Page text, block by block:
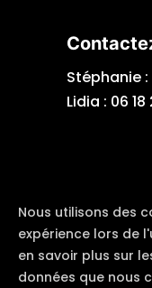
Stéphanie :
Lidia : 06
© Depuis
Nous utilisons des
expérience lors de
en savoir plus sur
données que nous